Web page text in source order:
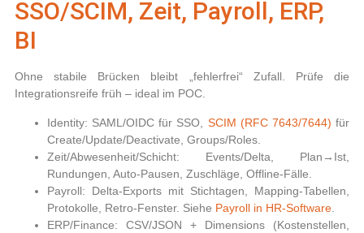
SSO/SCIM, Zeit, Payroll, ERP,
BI
Ohne stabile Brücken bleibt „fehlerfrei“ Zufall. Prüfe die
Integrationsreife früh – ideal im POC.
Identity: SAML/OIDC für SSO, SCIM (RFC 7643/7644) für
Create/Update/Deactivate, Groups/Roles.
Zeit/Abwesenheit/Schicht: Events/Delta, Plan→Ist,
Rundungen, Auto-Pausen, Zuschläge, Offline-Fälle.
Payroll: Delta-Exports mit Stichtagen, Mapping-Tabellen,
Protokolle, Retro-Fenster. Siehe Payroll in HR-Software.
ERP/Finance: CSV/JSON + Dimensions (Kostenstellen,